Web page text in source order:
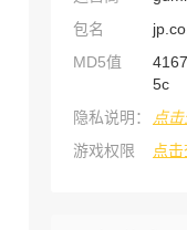
包名
MD5值
5c
隐私说明：
点
游戏权限
点